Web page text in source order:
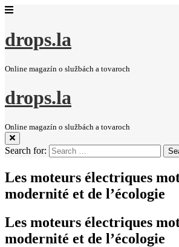
drops.la
Online magazín o službách a tovaroch
drops.la
Online magazín o službách a tovaroch
Search for:
Les moteurs électriques
modernité et de l’écologie
Les moteurs électriques
modernité et de l’écologie